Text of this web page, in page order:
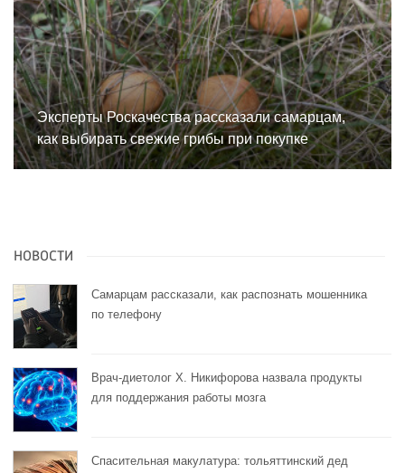
Эксперты Роскачества рассказали самарцам,
как выбирать свежие грибы при покупке
НОВОСТИ
Самарцам рассказали, как распознать мошенника
по телефону
Врач-диетолог Х. Никифорова назвала продукты
для поддержания работы мозга
Спасительная макулатура: тольяттинский дед